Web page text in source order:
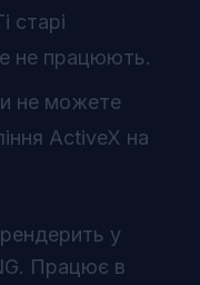
старі
не працюють.
не можете
ActiveX на
у
Працює в